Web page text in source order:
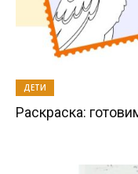
ДЕТИ
Раскраска: